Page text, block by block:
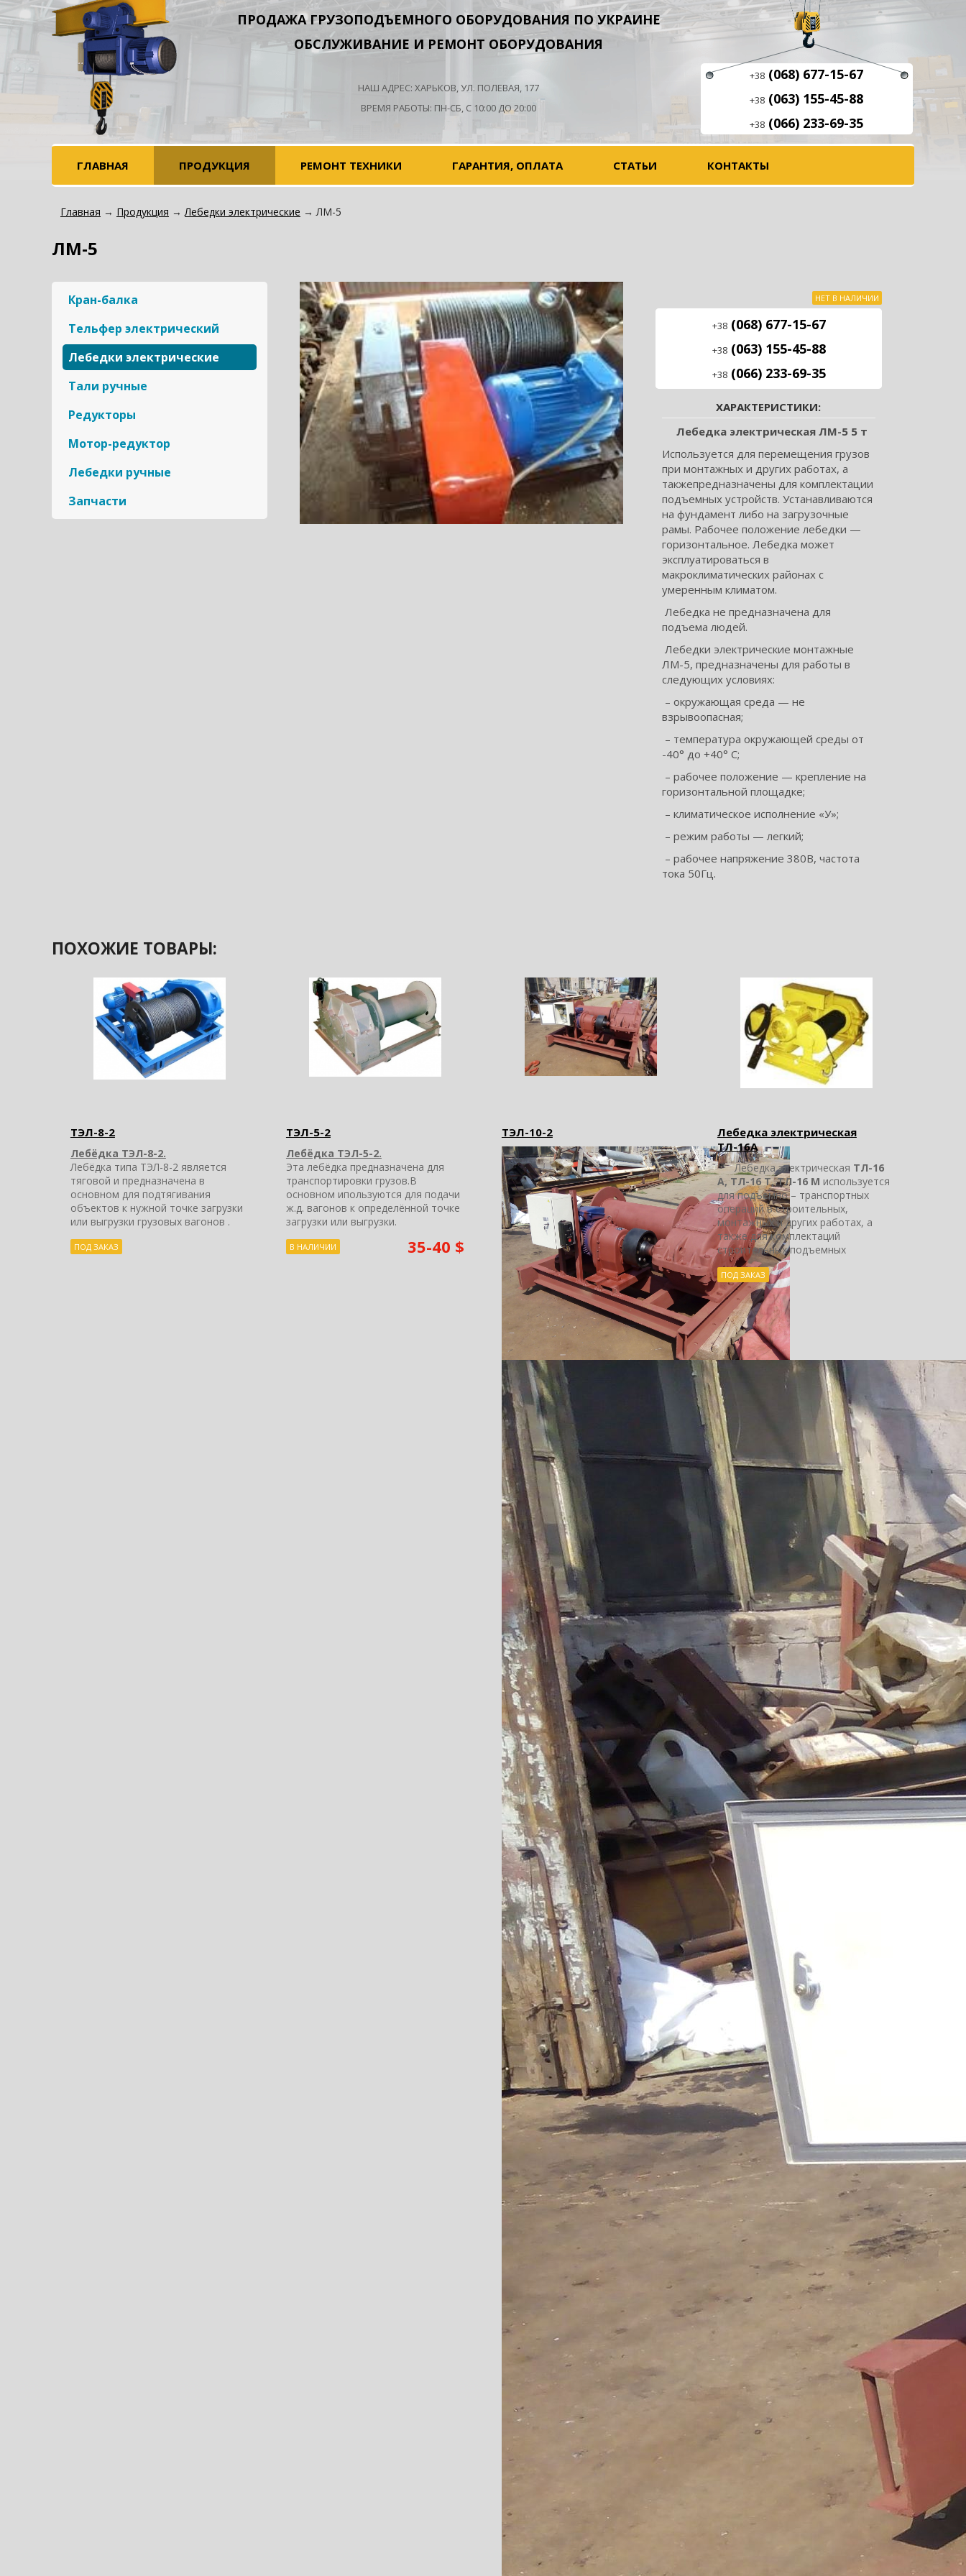
ПРОДАЖА ГРУЗОПОДЪЕМНОГО ОБОРУДОВАНИЯ ПО УКРАИНЕ
ОБСЛУЖИВАНИЕ И РЕМОНТ ОБОРУДОВАНИЯ
НАШ АДРЕС: ХАРЬКОВ, УЛ. ПОЛЕВАЯ, 177
ВРЕМЯ РАБОТЫ: ПН-СБ, С 10:00 ДО 20:00
+38 (068) 677-15-67
+38 (063) 155-45-88
+38 (066) 233-69-35
ГЛАВНАЯ ПРОДУКЦИЯ РЕМОНТ ТЕХНИКИ ГАРАНТИЯ, ОПЛАТА СТАТЬИ КОНТАКТЫ
Главная → Продукция →Лебедки электрические → ЛМ-5
ЛМ-5
Кран-балка
Тельфер электрический
Лебедки электрические
Тали ручные
Редукторы
Мотор-редуктор
Лебедки ручные
Запчасти
НЕТ В НАЛИЧИИ
+38(068) 677-15-67
+38(063) 155-45-88
+38(066) 233-69-35
ХАРАКТЕРИСТИКИ:
Лебедка электрическая ЛМ-5 5 т
Используется для перемещения грузов
при монтажных и других работах, а
такжепредназначены для комплектации
подъемных устройств. Устанавливаются
на фундамент либо на загрузочные
рамы. Рабочее положение лебедки —
горизонтальное. Лебедка может
эксплуатироваться в
макроклиматических районах с
умеренным климатом.
Лебедка не предназначена для
подъема людей.
Лебедки электрические монтажные
ЛМ-5, предназначены для работы в
следующих условиях:
– окружающая среда — не
взрывоопасная;
– температура окружающей среды от
-40° до +40° С;
– рабочее положение — крепление на
горизонтальной площадке;
– климатическое исполнение «У»;
– режим работы — легкий;
– рабочее напряжение 380В, частота
тока 50Гц.
ПОХОЖИЕ ТОВАРЫ:
ТЭЛ-8-2
Лебёдка ТЭЛ-8-2.
Лебёдка типа ТЭЛ-8-2 является
тяговой и предназначена в
основном для подтягивания
объектов к нужной точке загрузки
или выгрузки грузовых вагонов .
ПОД ЗАКАЗ
ТЭЛ-5-2
Лебёдка ТЭЛ-5-2.
Эта лебёдка предназначена для
транспортировки грузов.В
основном ипользуются для подачи
ж.д. вагонов к определённой точке
загрузки или выгрузки.
В НАЛИЧИИ 35-40 $
ТЭЛ-10-2
Лебедка электрическая
ТЛ-16А
Лебедка электрическая ТЛ-16
А, ТЛ-16 Т, ТЛ-16 М используется
для подъемно – транспортных
операций в строительных,
монтажных и других работах, а
также для комплектаций
строительных подъемных
ПОД ЗАКАЗ